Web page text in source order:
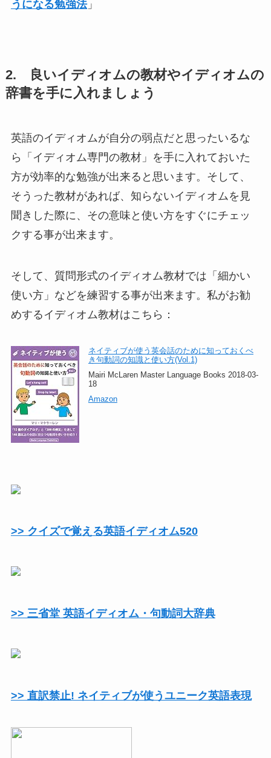
うになる勉強法」
2. 良いイディオムの教材やイディオムの
辞書を手に入れましょう
英語のイディオムが自分の弱点だと思ったいるな
ら「イディオム専門の教材」を手に入れておいた
方が効率的な勉強が出来ると思います。そして、
そうった教材があれば、知らないイディオムを見
聞きした際に、その意味と使い方をすぐにチェッ
クする事が出来ます。
そして、質問形式のイディオム教材では「細かい
使い方」などを練習する事が出来ます。私がお勧
めするイディオム教材はこちら：
ネイティブが使う英会話のために知っておくべ
き句動詞の知識と使い方(Vol.1)
Mairi McLaren Master Language Books 2018-03-
18
Amazon
>> クイズで覚える英語イディオム520
>> 三省堂 英語イディオム・句動詞大辞典
>> 直訳禁止! ネイティブが使うユニーク英語表現